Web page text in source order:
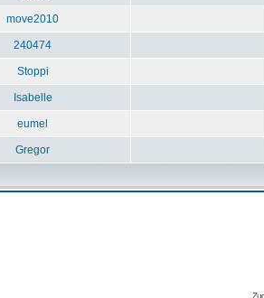
move2010
240474
Stoppi
Isabelle
eumel
Gregor